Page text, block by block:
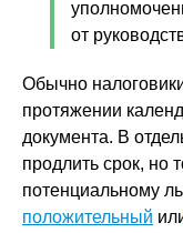
от
Обычно
протяжении
документа. В
продлить срок, но
потенциальному
положительный